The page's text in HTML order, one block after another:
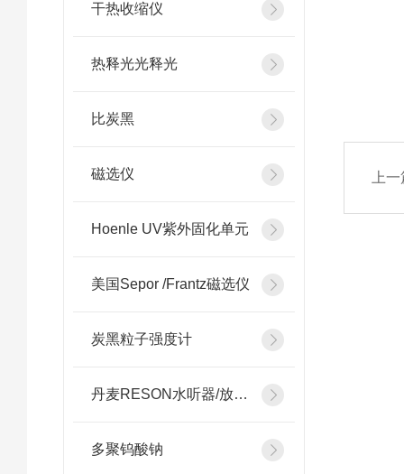
干热收缩仪
热释光光释光
比炭黑
磁选仪
Hoenle UV紫外固化单元
美国Sepor /Frantz磁选仪
炭黑粒子强度计
丹麦RESON水听器/放大器
多聚钨酸钠
上